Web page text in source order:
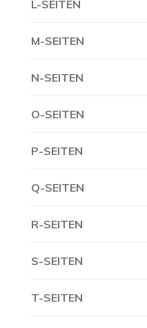
L-SEITEN
M-SEITEN
N-SEITEN
O-SEITEN
P-SEITEN
Q-SEITEN
R-SEITEN
S-SEITEN
T-SEITEN